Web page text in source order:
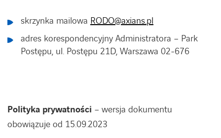
Centrum wiedzy
skrzynka mailowa RODO@axians.pl
adres korespondencyjny Administratora – Park
Postępu, ul. Postępu 21D, Warszawa 02-676
Polityka prywatności – wersja dokumentu
obowiązuje od 15.09.2023